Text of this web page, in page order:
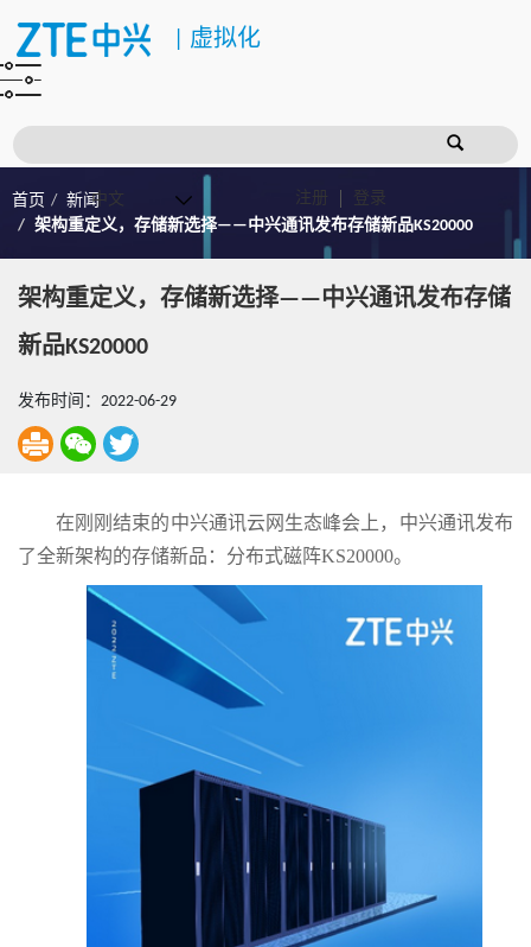
虚拟化
注册 登录
首页
新闻
架构重定义，存储新选择——中兴通讯发布存储新品KS20000
架构重定义，存储新选择——中兴通讯发布存储
新品KS20000
发布时间：2022-06-29
在刚刚结束的中兴通讯云网生态峰会上，中兴通讯发布
了全新架构的存储新品：分布式磁阵KS20000。